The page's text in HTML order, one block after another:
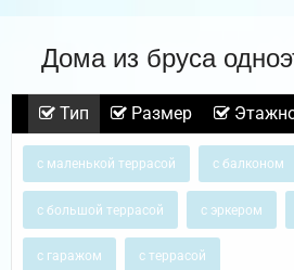
Дома из бруса
Тип Размер
с маленькой террасой с балконом
с большой террасой с эркером
с гаражом с террасой